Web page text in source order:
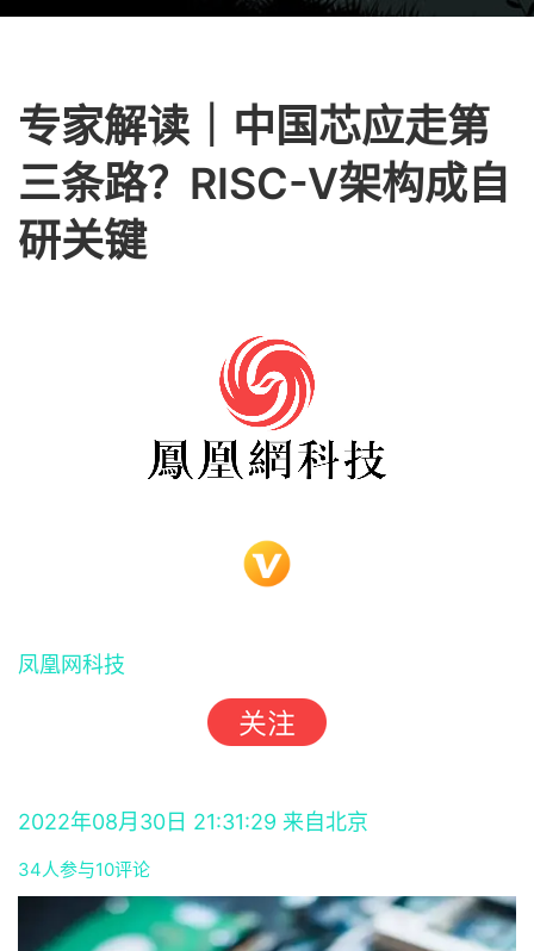
专家解读｜中国芯应走第
三条路？RISC-V架构成自
研关键
凤凰网科技
2022年08月30日 21:31:29 来自北京
34人参与10评论